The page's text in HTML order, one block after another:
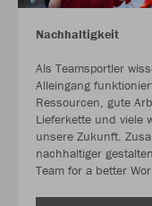
Nachhaltigkeit
Als Teamsportler
Alleingang
Ressourcen, gute
Lieferkette und viele
unsere Zukunft.
nachhaltiger
Team for a better